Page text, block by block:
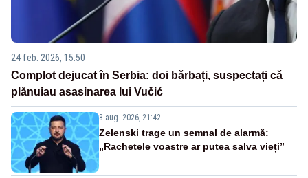
24 feb. 2026, 15:50
Complot dejucat în Serbia: doi bărbați, suspectați că
plănuiau asasinarea lui Vučić
8 aug. 2026, 21:42
Zelenski trage un semnal de alarmă:
„Rachetele voastre ar putea salva vieți”